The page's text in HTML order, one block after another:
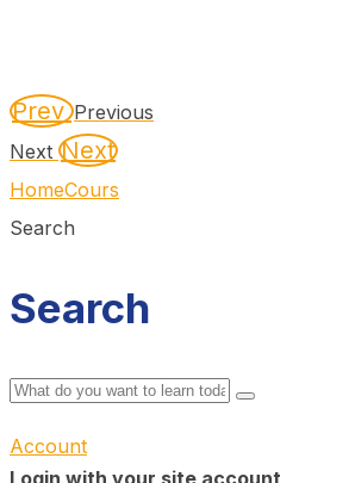
PrevPrevious
Next Next
HomeCours
Search
Search
Account